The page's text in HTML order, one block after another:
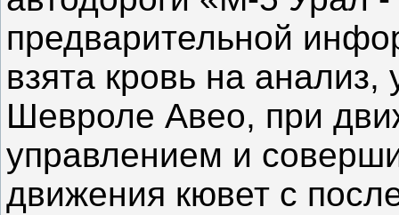
предварительной
взята кровь на
Шевроле Авео, при
управлением и
движения кювет с